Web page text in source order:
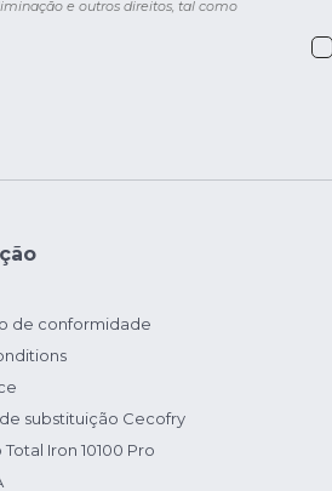
e outros direitos, tal como
de conformidade
substituição Cecofry
Iron 10100 Pro